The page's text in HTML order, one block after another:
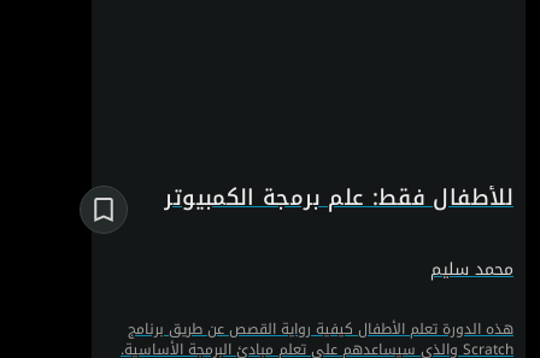
للأطفال فقط: علم برمجة الكمبيوتر
محمد سليم
هذه الدورة تعلم الأطفال كيفية رواية القصص عن طريق برنامج
Scratch والذي سيساعدهم على تعلم مبادئ البرمجة الأساسية.